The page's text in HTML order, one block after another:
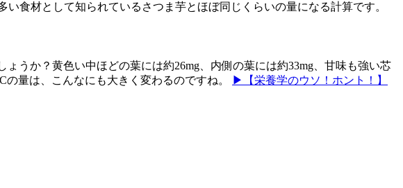
食材として知られているさつま芋とほぼ同じくらいの量になる計算です。
うか？黄色い中ほどの葉には約26mg、内側の葉には約33mg、甘味も強い芯
量は、こんなにも大きく変わるのですね。
▶【栄養学のウソ！ホント！】